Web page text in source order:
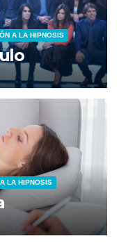
A LA HIPNOSIS
LA HIPNOSIS